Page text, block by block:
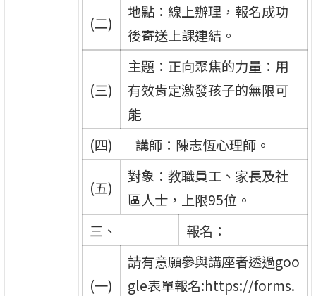
(二)
地點：線上辦理，報名成功
後寄送上課連結。
(三)
主題：正向聚焦的力量：用
有效肯定激發孩子的無限可
能
(四)
講師：陳志恆心理師。
(五)
對象：教職員工、家長及社
區人士，上限95位。
三、
報名：
(一)
請有意願參與講座者透過goo
gle表單報名:https://forms.